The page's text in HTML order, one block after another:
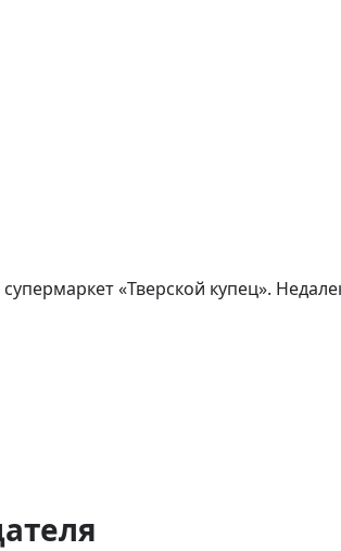
«Тверской купец».